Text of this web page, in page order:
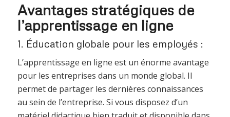
Avantages stratégiques de
l’apprentissage en ligne
1. Éducation globale pour les employés :
L’apprentissage en ligne est un énorme avantage
pour les entreprises dans un monde global. Il
permet de partager les dernières connaissances
au sein de l’entreprise. Si vous disposez d’un